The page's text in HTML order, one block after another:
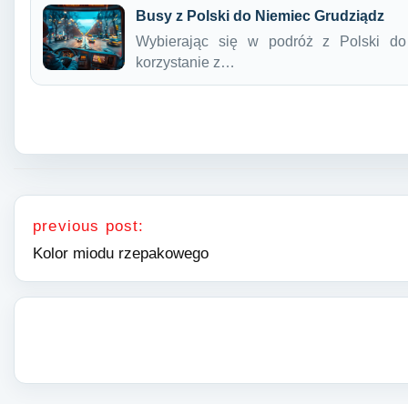
Busy z Polski do Niemiec Grudziądz
Wybierając się w podróż z Polski
korzystanie z…
Nawigacja wpisu
previous post:
Kolor miodu rzepakowego